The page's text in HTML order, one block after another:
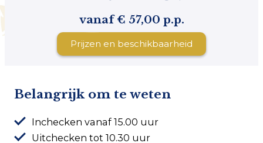
vanaf € 57,00 p.p.
Prijzen en beschikbaarheid
Belangrijk om te weten
Inchecken vanaf 15.00 uur
Uitchecken tot 10.30 uur